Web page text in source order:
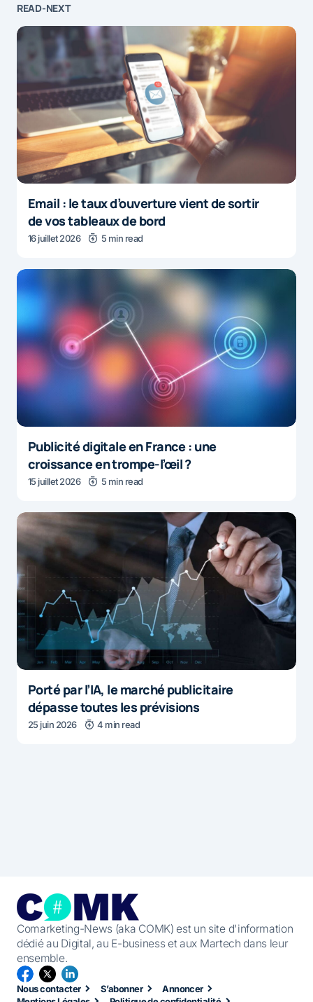
READ-NEXT
Email : le taux d’ouverture vient de sortir
de vos tableaux de bord
16 juillet 2026 5 min read
Publicité digitale en France : une
croissance en trompe-l’œil ?
15 juillet 2026 5 min read
Porté par l’IA, le marché publicitaire
dépasse toutes les prévisions
25 juin 2026 4 min read
Comarketing-News (aka COMK) est un site d'information
dédié au Digital, au E-business et aux Martech dans leur
ensemble.
Nous contacter S’abonner
Annoncer